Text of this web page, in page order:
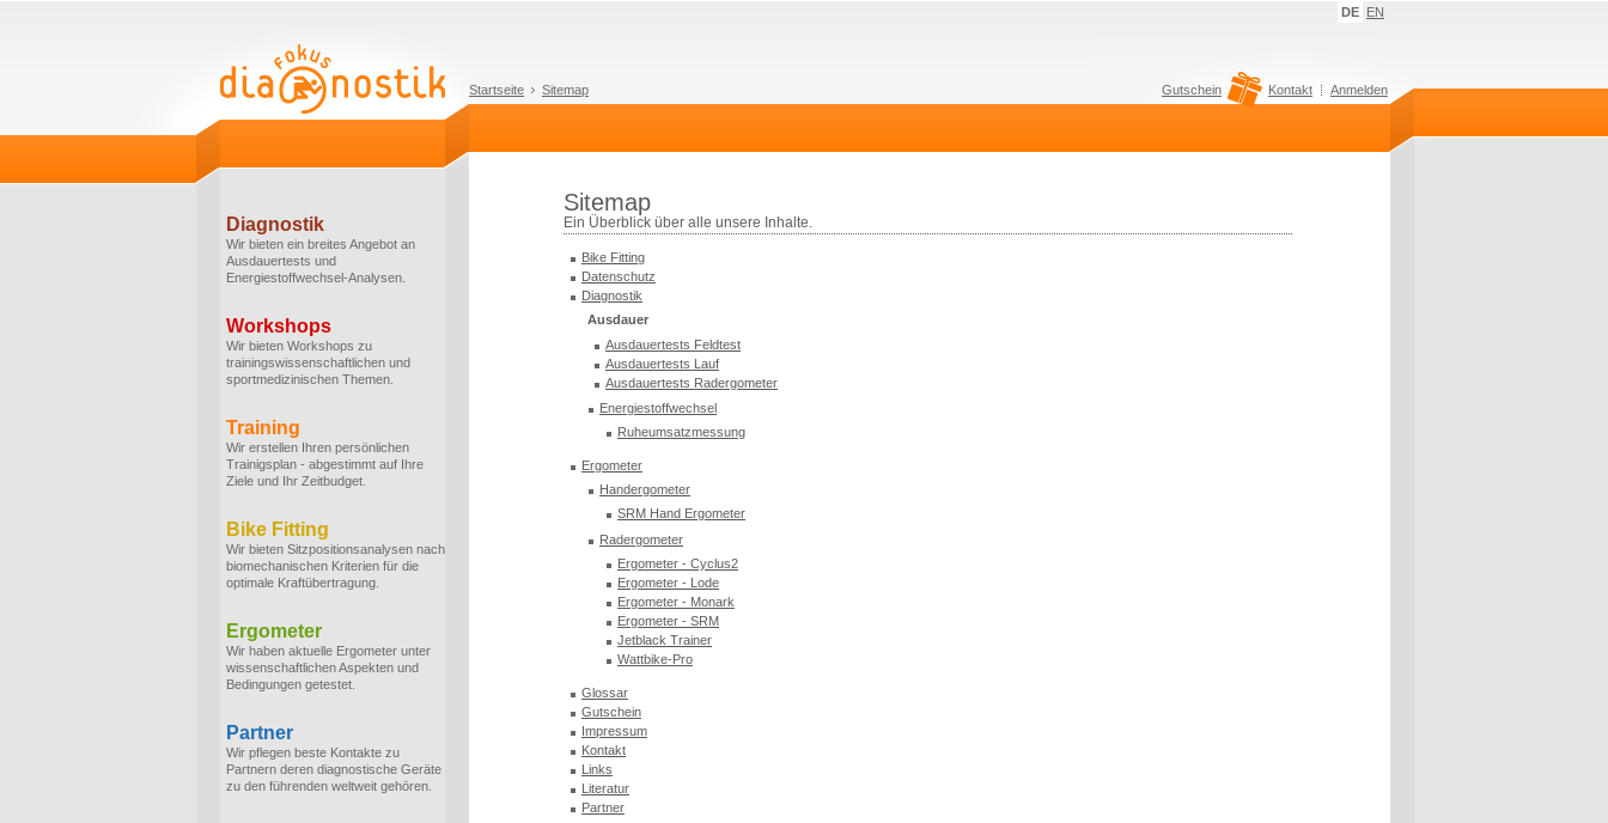
DE EN
Startseite Sitemap Gutschein Kontakt Anmelden
Diagnostik
Wir bieten ein breites Angebot an
Ausdauertests und
Energiestoffwechsel-Analysen.
Workshops
Wir bieten Workshops zu
trainingswissenschaftlichen und
sportmedizinischen Themen.
Training
Wir erstellen Ihren persönlichen
Trainigsplan - abgestimmt auf Ihre
Ziele und Ihr Zeitbudget.
Bike Fitting
Wir bieten Sitzpositionsanalysen nach
biomechanischen Kriterien für die
optimale Kraftübertragung.
Ergometer
Wir haben aktuelle Ergometer unter
wissenschaftlichen Aspekten und
Bedingungen getestet.
Partner
Wir pflegen beste Kontakte zu
Partnern deren diagnostische Geräte
zu den führenden weltweit gehören.
Sitemap
Ein Überblick über alle unsere Inhalte.
Bike Fitting
Datenschutz
Diagnostik
Ausdauer
Ausdauertests Feldtest
Ausdauertests Lauf
Ausdauertests Radergometer
Energiestoffwechsel
Ruheumsatzmessung
Ergometer
Handergometer
SRM Hand Ergometer
Radergometer
Ergometer - Cyclus2
Ergometer - Lode
Ergometer - Monark
Ergometer - SRM
Jetblack Trainer
Wattbike-Pro
Glossar
Gutschein
Impressum
Kontakt
Links
Literatur
Partner